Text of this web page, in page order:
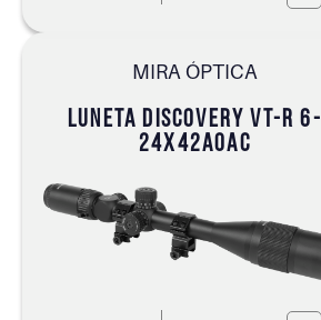
MIRA ÓPTICA
LUNETA DISCOVERY VT-R 6-
24X42AOAC